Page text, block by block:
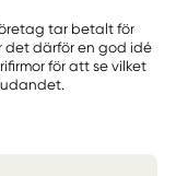
tar betalt för
det därför en god idé
för att se vilket